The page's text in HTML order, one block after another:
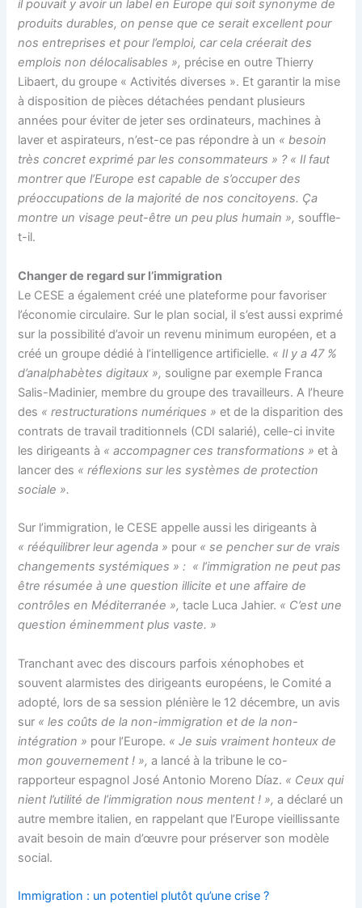
il pouvait y avoir un label en Europe qui soit synonyme de
produits durables, on pense que ce serait excellent pour
nos entreprises et pour l’emploi, car cela créerait des
emplois non délocalisables », précise en outre Thierry
Libaert, du groupe « Activités diverses ». Et garantir la mise
à disposition de pièces détachées pendant plusieurs
années pour éviter de jeter ses ordinateurs, machines à
laver et aspirateurs, n’est-ce pas répondre à un « besoin
très concret exprimé par les consommateurs » ? « Il faut
montrer que l’Europe est capable de s’occuper des
préoccupations de la majorité de nos concitoyens. Ça
montre un visage peut-être un peu plus humain », souffle-
t-il.
Changer de regard sur l’immigration
Le CESE a également créé une plateforme pour favoriser
l’économie circulaire. Sur le plan social, il s’est aussi exprimé
sur la possibilité d’avoir un revenu minimum européen, et a
créé un groupe dédié à l’intelligence artificielle. « Il y a 47 %
d’analphabètes digitaux », souligne par exemple Franca
Salis-Madinier, membre du groupe des travailleurs. A l’heure
des « restructurations numériques » et de la disparition des
contrats de travail traditionnels (CDI salarié), celle-ci invite
les dirigeants à « accompagner ces transformations »et à
lancer des « réflexions sur les systèmes de protection
sociale ».
Sur l’immigration, le CESE appelle aussi les dirigeants à
« rééquilibrer leur agenda » pour « se pencher sur de vrais
changements systémiques » : « l’immigration ne peut pas
être résumée à une question illicite et une affaire de
contrôles en Méditerranée », tacle Luca Jahier. « C’est une
question éminemment plus vaste. »
Tranchant avec des discours parfois xénophobes et
souvent alarmistes des dirigeants européens, le Comité a
adopté, lors de sa session plénière le 12 décembre, un avis
sur « les coûts de la non-immigration et de la non-
intégration » pour l’Europe. « Je suis vraiment honteux de
mon gouvernement ! », a lancé à la tribune le co-
rapporteur espagnol José Antonio Moreno Díaz. « Ceux qui
nient l’utilité de l’immigration nous mentent ! », a déclaré un
autre membre italien, en rappelant que l’Europe vieillissante
avait besoin de main d’œuvre pour préserver son modèle
social.
Immigration : un potentiel plutôt qu’une crise ?